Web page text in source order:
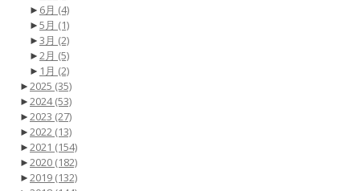
► 6月 (4)
►5月 (1)
►3月 (2)
►2月 (5)
► 1月 (2)
►2025 (35)
►2024(53)
►2023 (27)
►2022 (13)
►2021 (154)
►2020 (182)
►2019 (132)